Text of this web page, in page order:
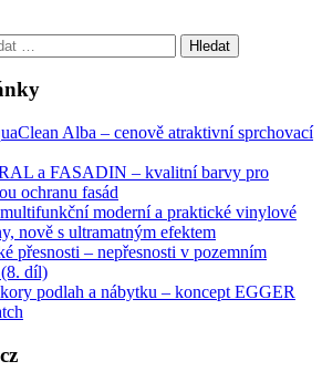
Alba – cenově atraktivní sprchovací
a FASADIN – kvalitní barvy pro
ochranu fasád
moderní a praktické vinylové
nově s ultramatným efektem
přesnosti – nepřesnosti v pozemním
díl)
podlah a nábytku – koncept EGGER